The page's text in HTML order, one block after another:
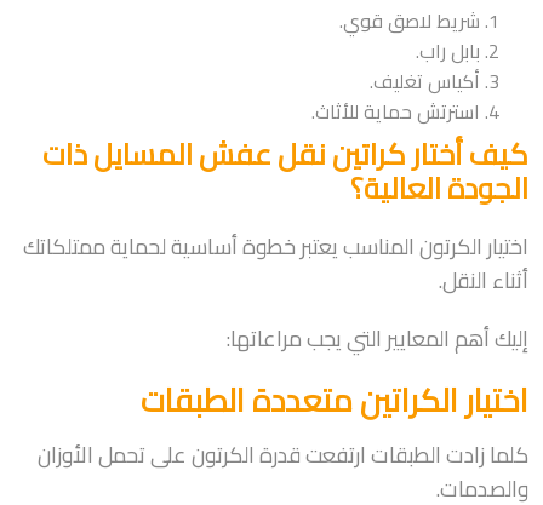
شريط لاصق قوي.
بابل راب.
أكياس تغليف.
استرتش حماية للأثاث.
كيف أختار كراتين نقل عفش المسايل ذات
الجودة العالية؟
اختيار الكرتون المناسب يعتبر خطوة أساسية لحماية ممتلكاتك
أثناء النقل.
إليك أهم المعايير التي يجب مراعاتها:
اختيار الكراتين متعددة الطبقات
كلما زادت الطبقات ارتفعت قدرة الكرتون على تحمل الأوزان
والصدمات.